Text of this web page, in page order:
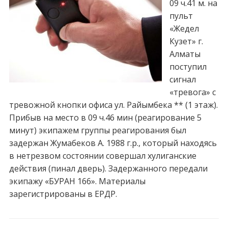
09 ч.41 м. на
пульт
«Жедел
Кузет» г.
Алматы
поступил
сигнал
«тревога» с
тревожной кнопки офиса ул. Райымбека ** (1 этаж).
Прибыв на место в 09 ч.46 мин (реагирование 5
минут) экипажем группы реагирования был
задержан Жумабеков А. 1988 г.р., который находясь
в нетрезвом состоянии совершал хулиганские
действия (пинал дверь). Задержанного передали
экипажу «БУРАН 166». Материалы
зарегистрированы в ЕРДР.